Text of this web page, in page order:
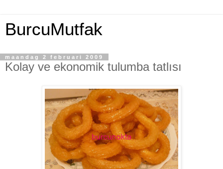
BurcuMutfak
maandag 2 februari 2009
Kolay ve ekonomik tulumba tatlısı